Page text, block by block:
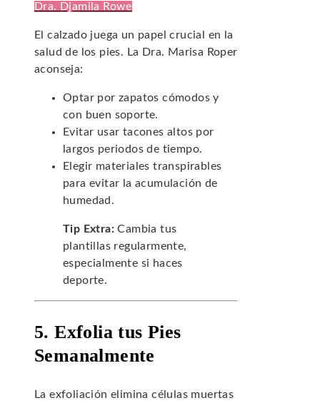
Dra. Djamila Rowe
El calzado juega un papel crucial en la
salud de los pies. La Dra. Marisa Roper
aconseja:
Optar por zapatos cómodos y
con buen soporte.
Evitar usar tacones altos por
largos periodos de tiempo.
Elegir materiales transpirables
para evitar la acumulación de
humedad.
Tip Extra: Cambia tus
plantillas regularmente,
especialmente si haces
deporte.
5. Exfolia tus Pies
Semanalmente
La exfoliación elimina células muertas